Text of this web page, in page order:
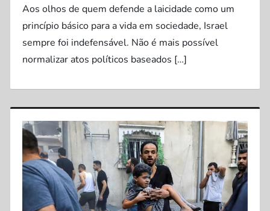
Aos olhos de quem defende a laicidade como um
princípio básico para a vida em sociedade, Israel
sempre foi indefensável. Não é mais possível
normalizar atos políticos baseados […]